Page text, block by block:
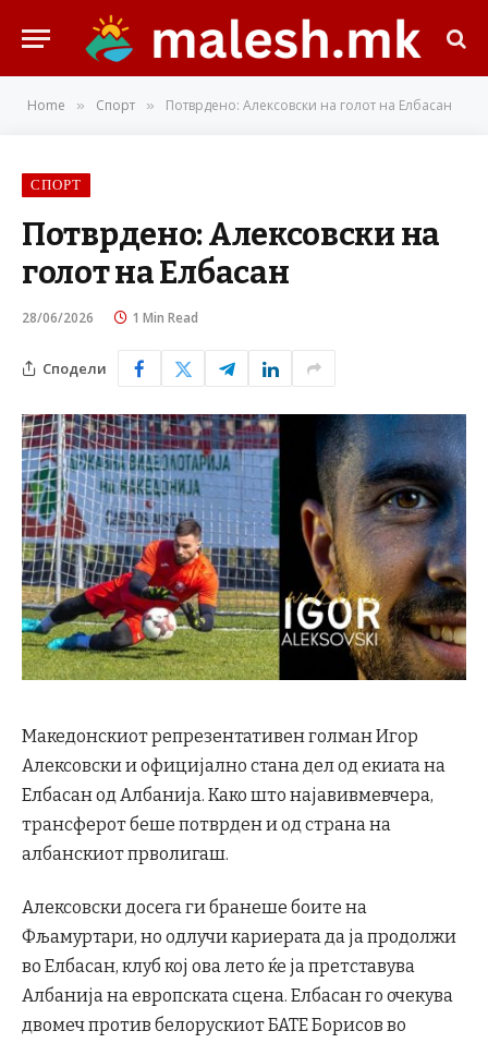
Home » Спорт » Потврдено: Алексовски на голот на Елбасан
СПОРТ
Потврдено: Алексовски на
голот на Елбасан
28/06/2026 1 Min Read
Сподели
Македонскиот репрезентативен голман Игор
Алексовски и официјално стана дел од екиата на
Елбасан од Албанија. Како што најавивмевчера,
трансферот беше потврден и од страна на
албанскиот прволигаш.
Алексовски досега ги бранеше боите на
Фљамуртари, но одлучи кариерата да ја продолжи
во Елбасан, клуб кој ова лето ќе ја претставува
Албанија на европската сцена. Елбасан го очекува
двомеч против белорускиот БАТЕ Борисов во